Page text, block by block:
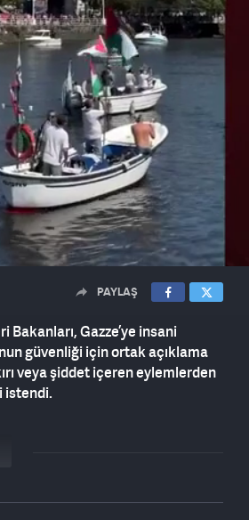
PAYLAŞ
Bakanları, Gazze’ye insani
güvenliği için ortak açıklama
veya şiddet içeren eylemlerden
istendi.